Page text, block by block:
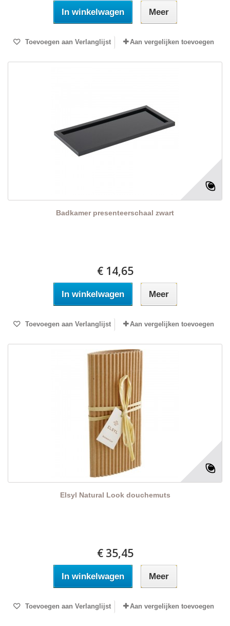
In winkelwagen Meer
Toevoegen aan Verlanglijst Aan vergelijken toevoegen
Badkamer presenteerschaal zwart
€ 14,65
In winkelwagen Meer
Toevoegen aan Verlanglijst Aan vergelijken toevoegen
Elsyl Natural Look douchemuts
€ 35,45
In winkelwagen Meer
Toevoegen aan Verlanglijst Aan vergelijken toevoegen